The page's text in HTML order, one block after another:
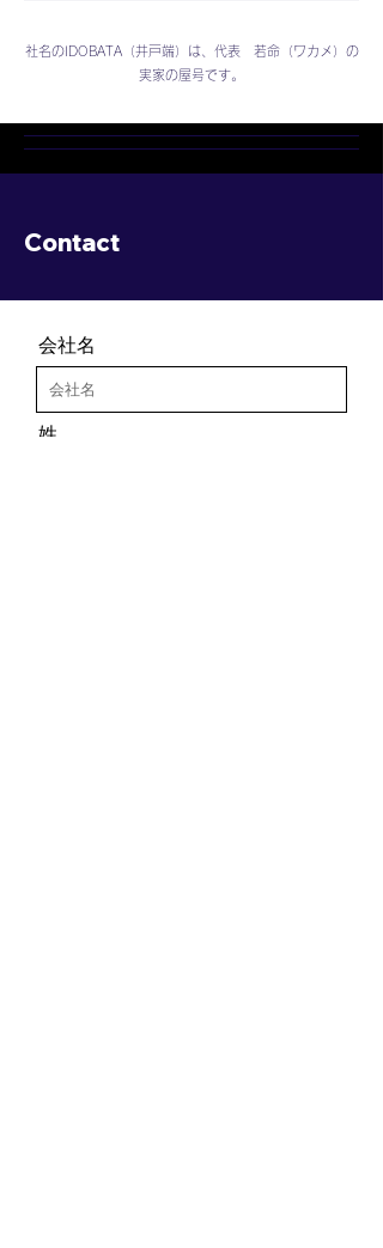
社名のIDOBATA（井戸端）は、代表 若命（ワカメ）の
実家の屋号です。
​Contact
会社名
姓